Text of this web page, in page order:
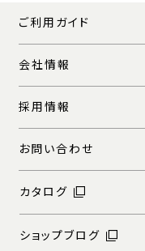
ご利用ガイド
会社情報
採用情報
お問い合わせ
カタログ
ショップブログ